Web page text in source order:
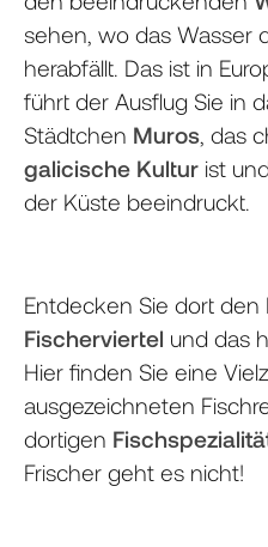
sehen, wo das Wasser
herabfällt. Das ist in
führt der Ausflug Sie in
Städtchen Muros, das
galicische Kultur ist
der Küste beeindruckt.
Entdecken Sie dort den
Fischerviertel und das
Hier finden Sie eine
ausgezeichneten
dortigen
Frischer geht es nicht!